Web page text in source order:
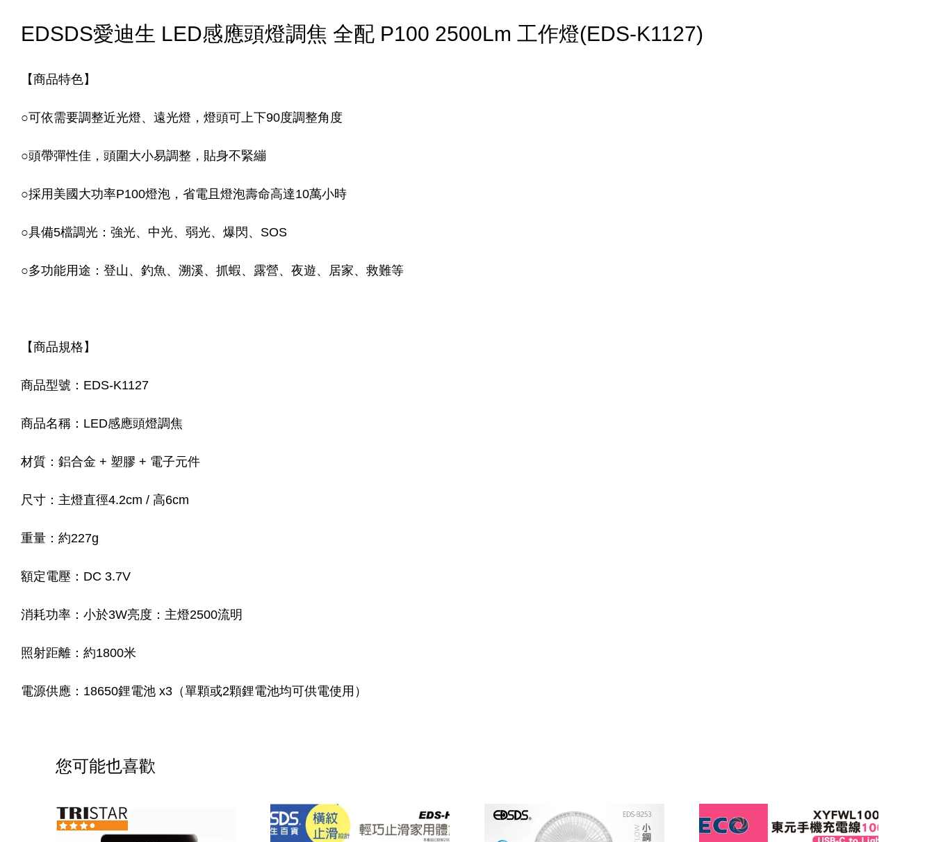
EDSDS愛迪生 LED感應頭燈調焦 全配 P100 2500Lm 工作燈(EDS-K1127)
【商品特色】
○可依需要調整近光燈、遠光燈，燈頭可上下90度調整角度
○頭帶彈性佳，頭圍大小易調整，貼身不緊繃
○採用美國大功率P100燈泡，省電且燈泡壽命高達10萬小時
○具備5檔調光：強光、中光、弱光、爆閃、SOS
○多功能用途：登山、釣魚、溯溪、抓蝦、露營、夜遊、居家、救難等
【商品規格】
商品型號：EDS-K1127
商品名稱：LED感應頭燈調焦
材質：鋁合金 + 塑膠 + 電子元件
尺寸：主燈直徑4.2cm / 高6cm
重量：約227g
額定電壓：DC 3.7V
消耗功率：小於3W亮度：主燈2500流明
照射距離：約1800米
電源供應：18650鋰電池 x3（單顆或2顆鋰電池均可供電使用）
您可能也喜歡